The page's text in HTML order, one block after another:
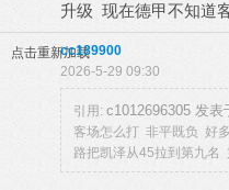
升级 现在德甲不知道
点击重新加载cc189900
2026-5-29 09:30
引用: c1012696305 发表
客场怎么打 非平既负 好
路把凯泽从45拉到第九名